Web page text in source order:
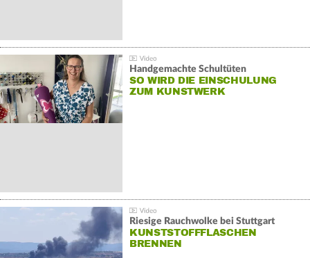
Handgemachte Schultüten
SO WIRD DIE EINSCHULUNG
ZUM KUNSTWERK
Riesige Rauchwolke bei Stuttgart
KUNSTSTOFFFLASCHEN
BRENNEN